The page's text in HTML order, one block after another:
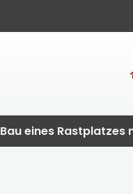
Bau eines